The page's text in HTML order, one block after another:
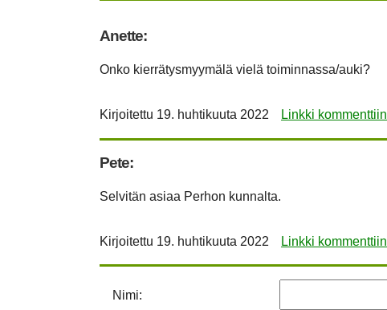
Anette:
Onko kierrätysmyymälä vielä toiminnassa/auki?
Kirjoitettu 19. huhtikuuta 2022 Linkki kommenttiin
Pete:
Selvitän asiaa Perhon kunnalta.
Kirjoitettu 19. huhtikuuta 2022 Linkki kommenttiin
Nimi: